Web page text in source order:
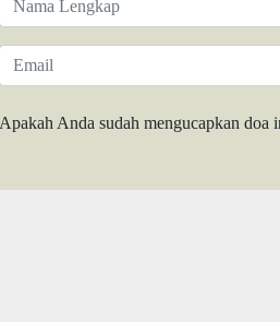
Apakah Anda sudah mengucapkan doa